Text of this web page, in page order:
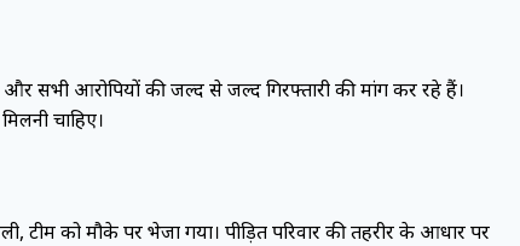
सभी आरोपियों की जल्द से जल्द गिरफ्तारी की मांग कर रहे हैं।
चाहिए।
टीम को मौके पर भेजा गया। पीड़ित परिवार की तहरीर के आधार पर